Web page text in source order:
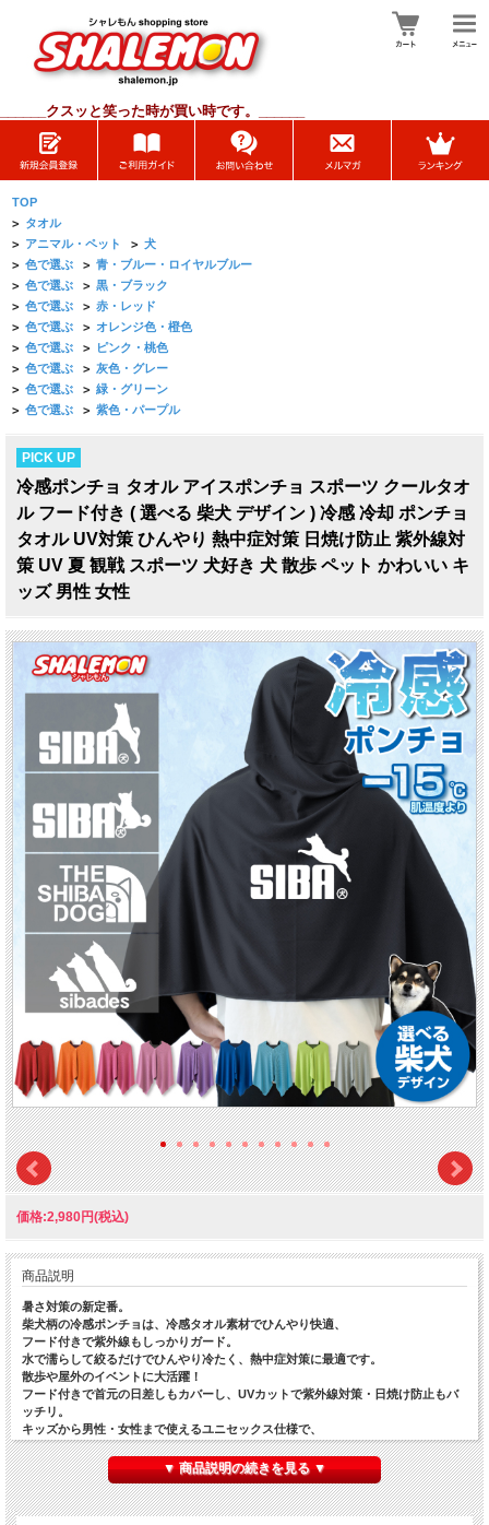
クスッと笑った時が買い時です。______
TOP
> タオル
> アニマル・ペット > 犬
> 色で選ぶ > 青・ブルー・ロイヤルブルー
> 色で選ぶ > 黒・ブラック
> 色で選ぶ > 赤・レッド
> 色で選ぶ > オレンジ色・橙色
> 色で選ぶ > ピンク・桃色
> 色で選ぶ > 灰色・グレー
> 色で選ぶ > 緑・グリーン
> 色で選ぶ > 紫色・パープル
PICK UP
冷感ポンチョ タオル アイスポンチョ スポーツ クールタオ
ル フード付き ( 選べる 柴犬 デザイン ) 冷感 冷却 ポンチョ
タオル UV対策 ひんやり 熱中症対策 日焼け防止 紫外線対
策 UV 夏 観戦 スポーツ 犬好き 犬 散歩 ペット かわいい キ
ッズ 男性 女性
価格:2,980円(税込)
商品説明
暑さ対策の新定番。
柴犬柄の冷感ポンチョは、冷感タオル素材でひんやり快適、
フード付きで紫外線もしっかりガード。
水で濡らして絞るだけでひんやり冷たく、熱中症対策に最適です。
散歩や屋外のイベントに大活躍！
フード付きで首元の日差しもカバーし、UVカットで紫外線対策・日焼け防止もバ
ッチリ。
キッズから男性・女性まで使えるユニセックス仕様で、
家族やお友達、柴仲間でオソロイもおすすめ。
【デザイン】
・SIBAジャンプ
・SIBA立ち
▼ 商品説明の続きを見る ▼